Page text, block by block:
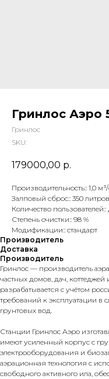
Гринлос Аэро
Гринлос
SKU:
179000,00 р.
Производительность:: 1,0
Залповый сброс:: 350 литров
Количество пользователей::
Степень очистки:: 98 %
Модификации:: стандарт
Производитель
Доставка
Производитель
Гринлос — производитель
частных домов, дач,
разрабатывается с учётом
требований к эксплуатации в
грунтовых вод.
Станции Гринлос Аэро
имеют усиленный корпус с
электрооборудования и
аэрационная технология с
свободного активного ила,